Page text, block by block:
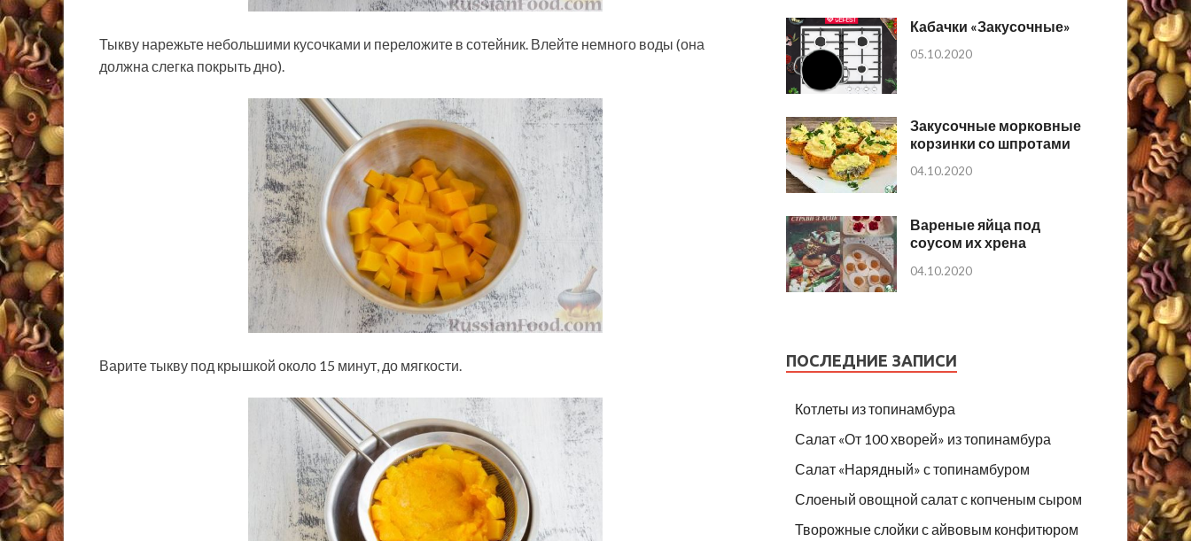
Тыкву нарежьте небольшими кусочками и переложите в сотейник. Влейте немного воды (она
должна слегка покрыть дно).
Варите тыкву под крышкой около 15 минут, до мягкости.
Кабачки «Закусочные»
05.10.2020
Закусочные морковные
корзинки со шпротами
04.10.2020
Вареные яйца под
соусом их хрена
04.10.2020
ПОСЛЕДНИЕ ЗАПИСИ
Котлеты из топинамбура
Салат «От 100 хворей» из топинамбура
Салат «Нарядный» с топинамбуром
Слоеный овощной салат с копченым сыром
Творожные слойки с айвовым конфитюром